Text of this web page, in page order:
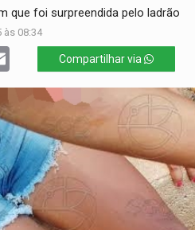
que foi surpreendida pelo ladrão
às 08:34
Compartilhar via